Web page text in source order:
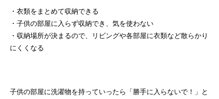
・衣類をまとめて収納できる
・子供の部屋に入らず収納でき、気を使わない
・収納場所が決まるので、リビングや各部屋に衣類など散らかり
にくくなる
子供の部屋に洗濯物を持っていったら「勝手に入らないで！」と